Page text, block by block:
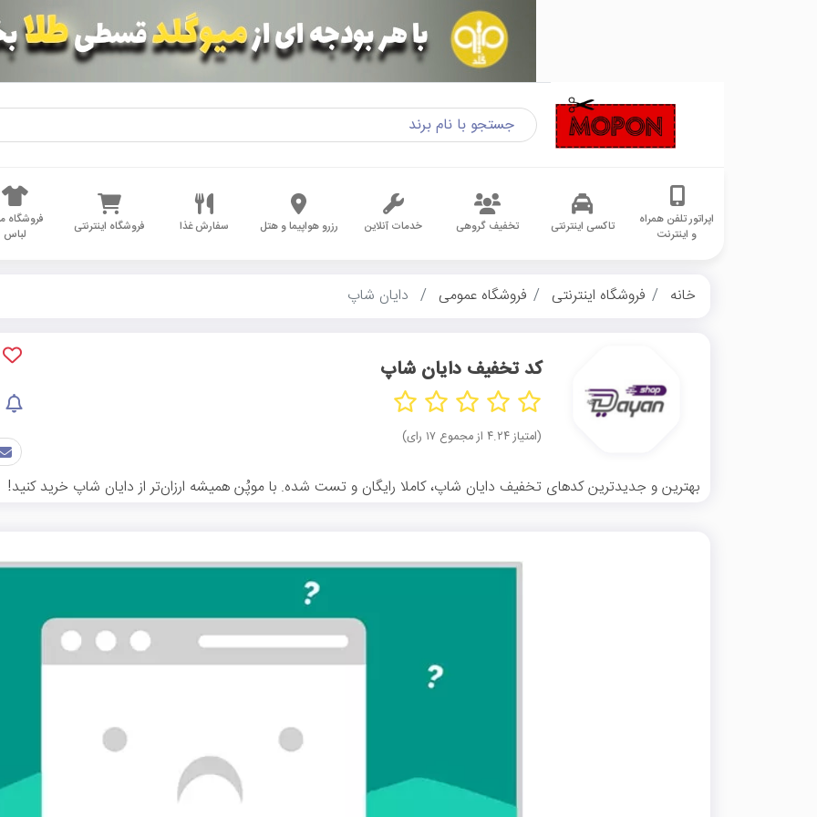
اپراتور تلفن همراه
و اینترنت
تاکسی اینترنتی تخفیف گروهی خدمات آنلاین رزرو هواپیما و هتل سفارش غذا فروشگاه اینترنتی
فروشگاه
لباس
خانه فروشگاه اینترنتی فروشگاه عمومی دایان شاپ
کد تخفیف دایان شاپ
(امتیاز ۴.۲۴ از مجموع ۱۷ رای)
بهترین و جدیدترین کدهای تخفیف دایان شاپ، کاملا رایگان و تست شده. با موپُن همیشه ارزان‌تر از دایان شاپ خرید کنید!